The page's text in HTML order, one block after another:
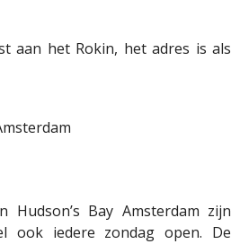
aan het Rokin, het adres is als
Hudson’s Bay Amsterdam zijn
ook iedere zondag open. De